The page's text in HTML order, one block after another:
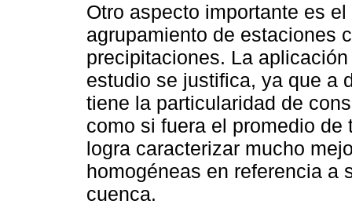
Otro aspecto importante es
agrupamiento de estaciones
precipitaciones. La
estudio se justifica, ya que a
tiene la particularidad de
como si fuera el promedio
logra caracterizar mucho
homogéneas en referencia a
cuenca.